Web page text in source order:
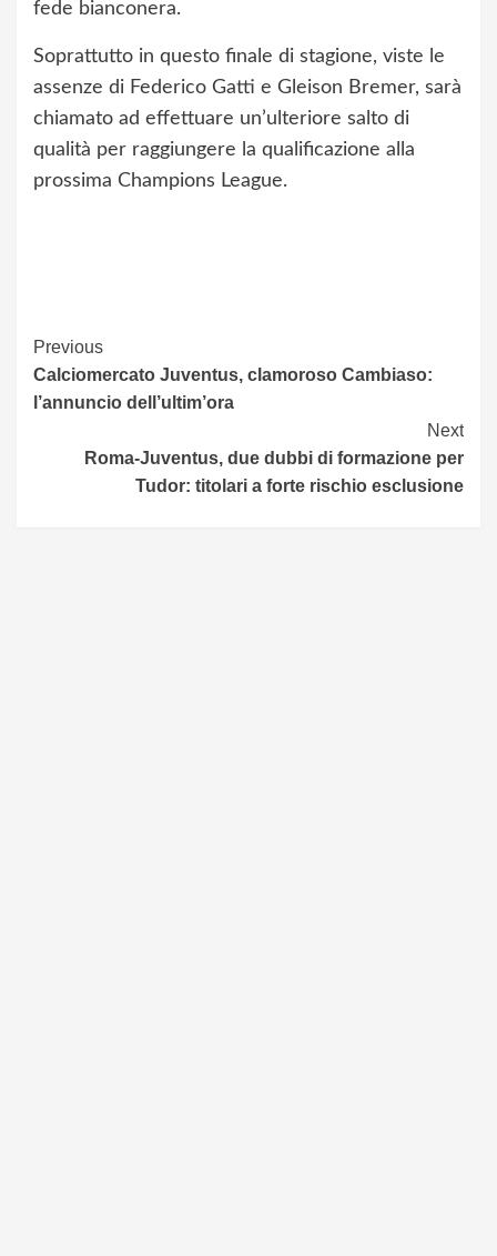
fede bianconera.
Soprattutto in questo finale di stagione, viste le
assenze di Federico Gatti e Gleison Bremer, sarà
chiamato ad effettuare un’ulteriore salto di
qualità per raggiungere la qualificazione alla
prossima Champions League.
Continue
Reading
Previous
Calciomercato Juventus, clamoroso Cambiaso:
l’annuncio dell’ultim’ora
Next
Roma-Juventus, due dubbi di formazione per
Tudor: titolari a forte rischio esclusione